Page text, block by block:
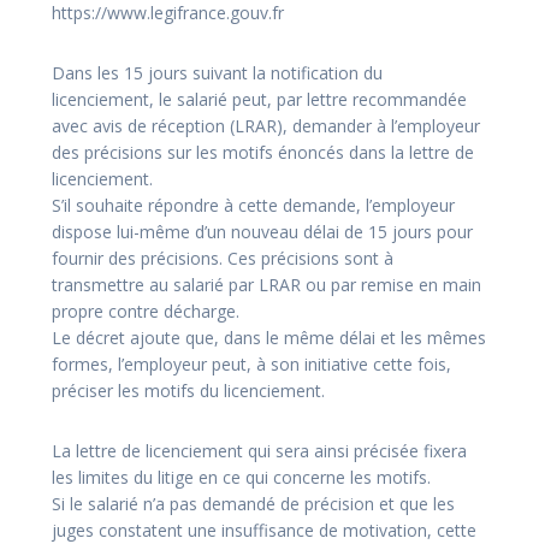
https://www.legifrance.gouv.fr
Dans les 15 jours suivant la notification du
licenciement, le salarié peut, par lettre recommandée
avec avis de réception (LRAR), demander à l’employeur
des précisions sur les motifs énoncés dans la lettre de
licenciement.
S’il souhaite répondre à cette demande, l’employeur
dispose lui-même d’un nouveau délai de 15 jours pour
fournir des précisions. Ces précisions sont à
transmettre au salarié par LRAR ou par remise en main
propre contre décharge.
Le décret ajoute que, dans le même délai et les mêmes
formes, l’employeur peut, à son initiative cette fois,
préciser les motifs du licenciement.
La lettre de licenciement qui sera ainsi précisée fixera
les limites du litige en ce qui concerne les motifs.
Si le salarié n’a pas demandé de précision et que les
juges constatent une insuffisance de motivation, cette